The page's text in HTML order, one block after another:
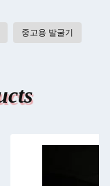
중고용 발굴기